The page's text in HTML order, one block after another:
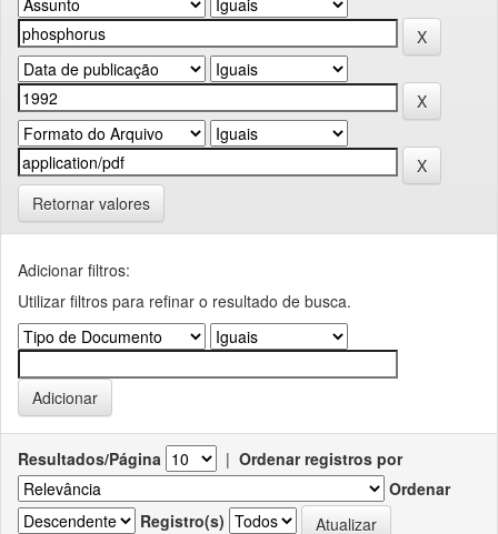
Retornar valores
Adicionar filtros:
Utilizar filtros para refinar o resultado de busca.
Resultados/Página | Ordenar registros por
Ordenar
Registro(s)